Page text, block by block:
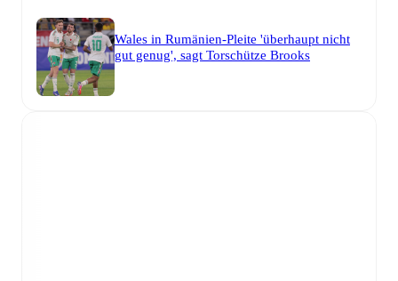
Wales in Rumänien-Pleite 'überhaupt nicht
gut genug', sagt Torschütze Brooks